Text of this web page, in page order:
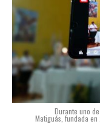
Durante uno
Matiguás, fundada